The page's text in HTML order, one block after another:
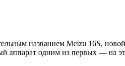
названием Meizu 16S,
аппарат одним из первых — на